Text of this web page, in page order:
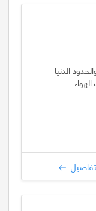
الدنيا